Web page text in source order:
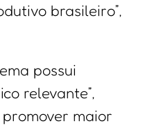
brasileiro”,
possui
relevante”,
maior